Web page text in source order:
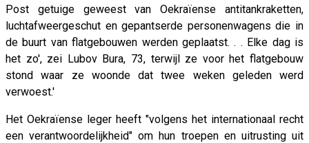
Post getuige geweest van Oekraïense antitankraketten,
luchtafweergeschut en gepantserde personenwagens die in
de buurt van flatgebouwen werden geplaatst. . . Elke dag is
het zo', zei Lubov Bura, 73, terwijl ze voor het flatgebouw
stond waar ze woonde dat twee weken geleden werd
verwoest.'
Het Oekraïense leger heeft "volgens het internationaal recht
een verantwoordelijkheid" om hun troepen en uitrusting uit